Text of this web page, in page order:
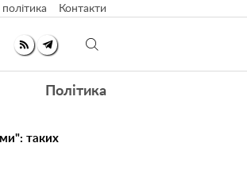
Контакти
Політика
таких